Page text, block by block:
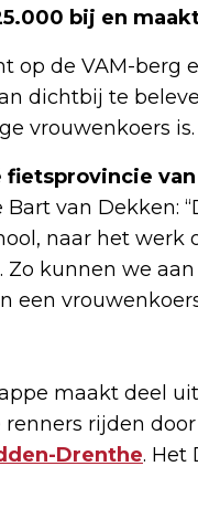
bij en
op de VAM-berg
dichtbij te
vrouwenkoers is.
fietsprovincie van
van Dekken:
naar het werk
Zo kunnen we
een
maakt deel
renners rijden
Drenthe. Het